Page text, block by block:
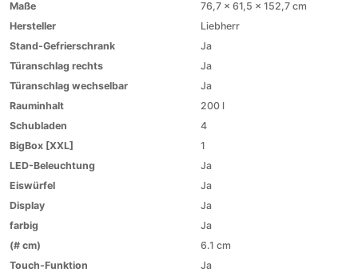
Maße
76,7 × 61,5 × 152,7 cm
Hersteller
Liebherr
Stand-Gefrierschrank
Ja
Türanschlag rechts
Ja
Türanschlag wechselbar
Ja
Rauminhalt
200 l
Schubladen
4
BigBox [XXL]
1
LED-Beleuchtung
Ja
Eiswürfel
Ja
Display
Ja
farbig
Ja
(# cm)
6.1 cm
Touch-Funktion
Ja